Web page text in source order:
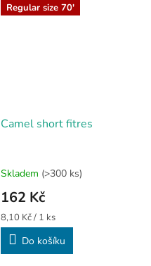
Regular size 70'
Camel short fitres
Skladem (>300 ks)
162 Kč
Měrná
cena:
8,10 Kč / 1 ks
Do košíku